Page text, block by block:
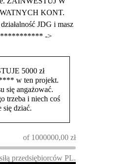
KONT.
JDG i masz
->
5000 zł
w ten projekt.
się angażować.
trzeba i niech coś
się dziać.
of 1000000,00 zł
przedsiębiorców PL.